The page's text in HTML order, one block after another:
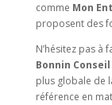
comme Mon
proposent des
N’hésitez pas à
Bonnin Conseil
plus globale de
référence en